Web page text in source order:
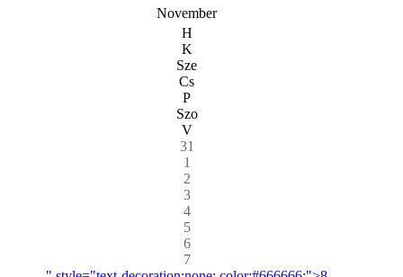
November
H
K
Sze
Cs
P
Szo
V
31
1
2
3
4
5
6
7